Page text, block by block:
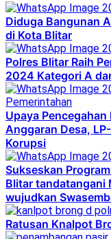
Diduga Bangunan
di Kota Blitar
Polres Blitar Raih
2024 Kategori A
Pemerintahan
Upaya
Anggaran Desa,
Korupsi
Sukseskan
Blitar tandatangani
wujudkan
Ratusan Knalpot